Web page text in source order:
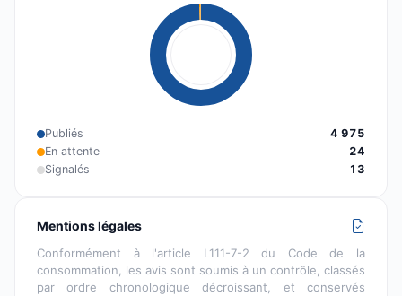
Publiés
4 975
En attente
24
Signalés
13
Mentions légales
Conformément à l'article L111-7-2 du Code de la
consommation, les avis sont soumis à un contrôle, classés
par ordre chronologique décroissant, et conservés